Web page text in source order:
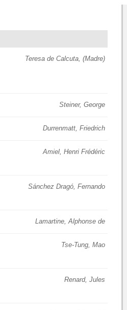
Teresa de Calcuta, (Madre)
Steiner, George
Durrenmatt, Friedrich
Amiel, Henri Frédéric
Sánchez Dragó, Fernando
Lamartine, Alphonse de
Tse-Tung, Mao
Renard, Jules